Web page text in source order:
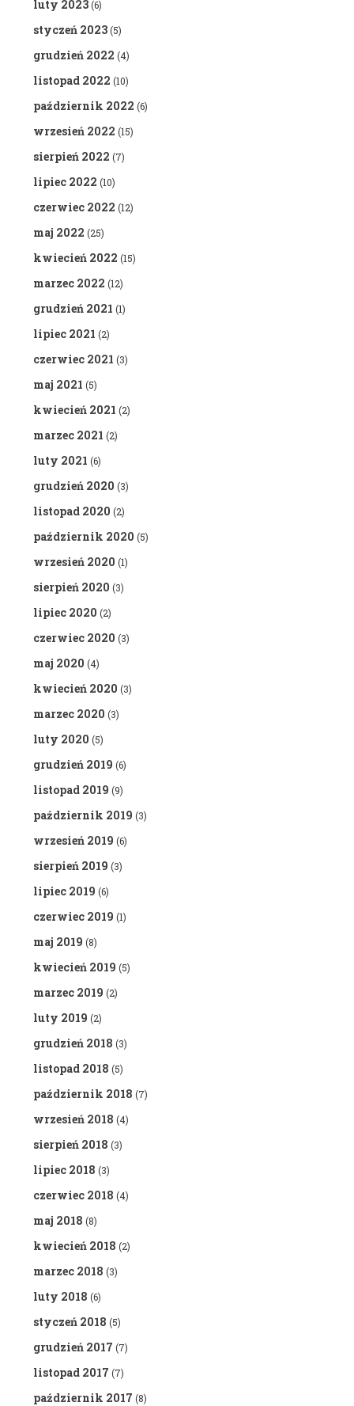
luty 2023(6)
styczeń 2023(5)
grudzień 2022 (4)
listopad 2022 (10)
październik 2022 (6)
wrzesień 2022 (15)
sierpień 2022 (7)
lipiec 2022 (10)
czerwiec 2022 (12)
maj 2022 (25)
kwiecień 2022 (15)
marzec 2022 (12)
grudzień 2021 (1)
lipiec 2021 (2)
czerwiec 2021 (3)
maj 2021 (5)
kwiecień 2021 (2)
marzec 2021 (2)
luty 2021 (6)
grudzień 2020 (3)
listopad 2020 (2)
październik 2020 (5)
wrzesień 2020 (1)
sierpień 2020 (3)
lipiec 2020 (2)
czerwiec 2020 (3)
maj 2020 (4)
kwiecień 2020 (3)
marzec 2020 (3)
luty 2020 (5)
grudzień 2019 (6)
listopad 2019 (9)
październik 2019 (3)
wrzesień 2019 (6)
sierpień 2019 (3)
lipiec 2019 (6)
czerwiec 2019 (1)
maj 2019 (8)
kwiecień 2019 (5)
marzec 2019 (2)
luty 2019 (2)
grudzień 2018 (3)
listopad 2018 (5)
październik 2018 (7)
wrzesień 2018 (4)
sierpień 2018 (3)
lipiec 2018 (3)
czerwiec 2018 (4)
maj 2018 (8)
kwiecień 2018 (2)
marzec 2018 (3)
luty 2018 (6)
styczeń 2018 (5)
grudzień 2017 (7)
listopad 2017 (7)
październik 2017 (8)